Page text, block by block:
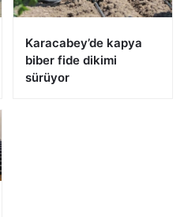
Karacabey’de kapya
biber fide dikimi
sürüyor